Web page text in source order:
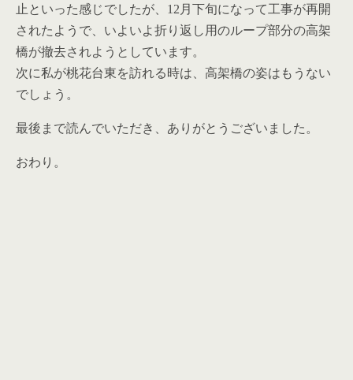
止といった感じでしたが、12月下旬になって工事が再開
されたようで、いよいよ折り返し用のループ部分の高架
橋が撤去されようとしています。
次に私が桃花台東を訪れる時は、高架橋の姿はもうない
でしょう。
最後まで読んでいただき、ありがとうございました。
おわり。